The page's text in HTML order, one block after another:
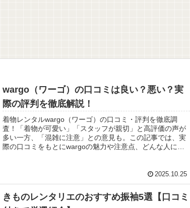
wargo（ワーゴ）の口コミは良い？悪い？実
際の評判を徹底解説！
着物レンタルwargo（ワーゴ）の口コミ・評判を徹底調
査！「着物が可愛い」「スタッフが親切」と高評価の声が
多い一方、「混雑に注意」との意見も。この記事では、実
際の口コミをもとにwargoの魅力や注意点、どんな人にお
2025.10.25
きものレンタリエのおすすめ振袖5選【口コミ